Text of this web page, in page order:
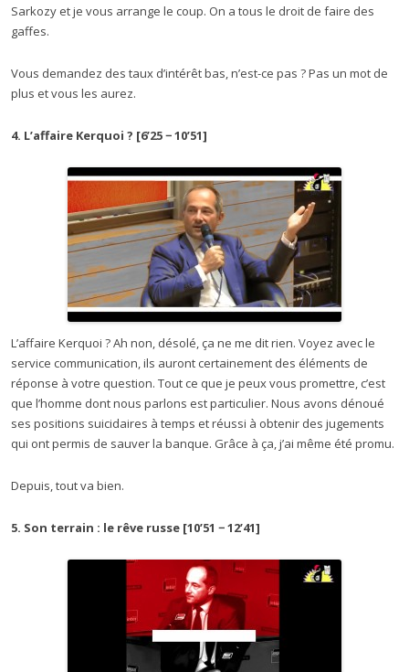
Sarkozy et je vous arrange le coup. On a tous le droit de faire des
gaffes.
Vous demandez des taux d’intérêt bas, n’est-ce pas ? Pas un mot de
plus et vous les aurez.
4. L’affaire Kerquoi ? [6’25 − 10’51]
L’affaire Kerquoi ? Ah non, désolé, ça ne me dit rien. Voyez avec le
service communication, ils auront certainement des éléments de
réponse à votre question. Tout ce que je peux vous promettre, c’est
que l’homme dont nous parlons est particulier. Nous avons dénoué
ses positions suicidaires à temps et réussi à obtenir des jugements
qui ont permis de sauver la banque. Grâce à ça, j’ai même été promu.
Depuis, tout va bien.
5. Son terrain : le rêve russe [10’51 − 12’41]